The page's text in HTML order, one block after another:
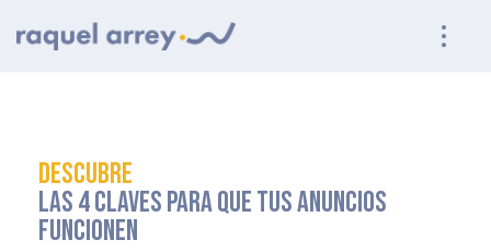
DESCUBRE
LAS 4 CLAVES PARA QUE TUS ANUNCIOS
FUNCIONEN